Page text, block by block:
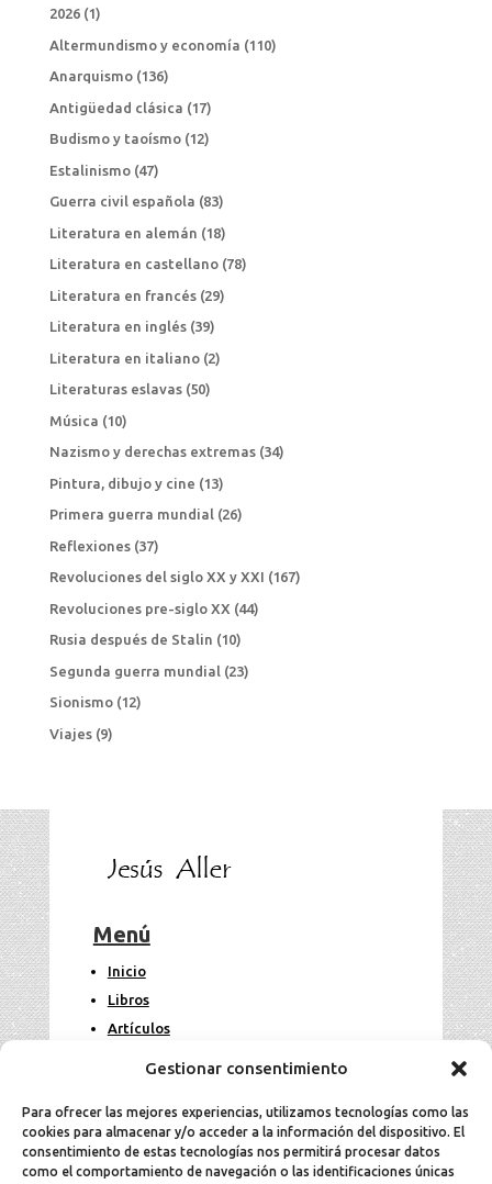
Gestionar consentimiento
Para ofrecer las mejores experiencias, utilizamos tecnologías como las
cookies para almacenar y/o acceder a la información del dispositivo. El
consentimiento de estas tecnologías nos permitirá procesar datos
como el comportamiento de navegación o las identificaciones únicas
2026(1)
Altermundismo y economía (110)
Anarquismo(136)
Antigüedad clásica (17)
Budismo y taoísmo(12)
Estalinismo(47)
Guerra civil española (83)
Literatura en alemán (18)
Literatura en castellano(78)
Literatura en francés(29)
Literatura en inglés(39)
Literatura en italiano(2)
Literaturas eslavas(50)
Música (10)
Nazismo y derechas extremas(34)
Pintura, dibujo y cine (13)
Primera guerra mundial(26)
Reflexiones(37)
Revoluciones del siglo XX y XXI (167)
Revoluciones pre-siglo XX (44)
Rusia después de Stalin (10)
Segunda guerra mundial (23)
Sionismo(12)
Viajes(9)
Menú
Inicio
Libros
Artículos
Legal